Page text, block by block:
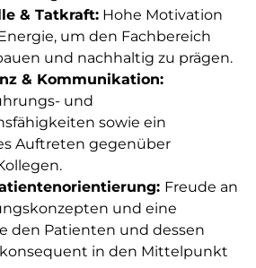
& Tatkraft: Hohe Motivation
um den Fachbereich
und nachhaltig zu prägen.
& Kommunikation:
und
sowie ein
Auftreten gegenüber
Freude an
und eine
den Patienten und dessen
in den Mittelpunkt